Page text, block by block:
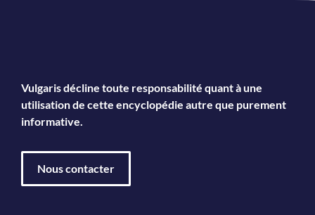
Vulgaris décline toute responsabilité quant à une
utilisation de cette encyclopédie autre que purement
informative.
Nous contacter